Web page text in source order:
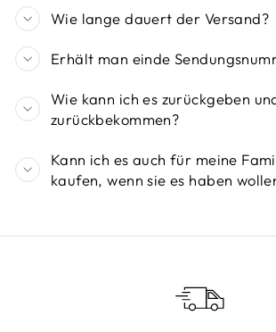
Wie lange dauert der Versand?
Erhält man einde
Wie kann ich es zurückgeben
zurückbekommen?
Kann ich es auch für meine
kaufen, wenn sie es haben